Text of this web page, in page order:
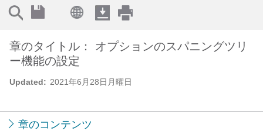
Updated: 2021年6月28日月曜日
章のタイトル： オプションのスパニングツリ
ー機能の設定
章のコンテンツ